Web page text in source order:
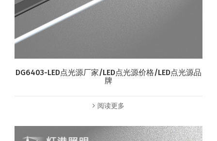
DG6403-LED点光源厂家/LED点光源价格/LED点光源品
牌
阅读更多